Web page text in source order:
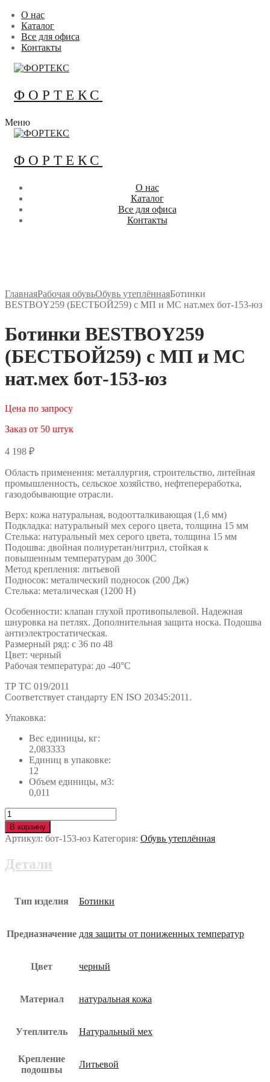
Перейти
содержимому
Меню
Закрыть
О нас
Каталог
Все для офиса
Контакты
ФОРТЕКС
Меню
ФОРТЕКС
О нас
Каталог
Все для офиса
Контакты
ГлавнаяРабочая обувьОбувь утеплённаяБотинки
BESTBOY259 (БЕСТБОЙ259) с МП и МС нат.мех бот-153-юз
Ботинки BESTBOY259
(БЕСТБОЙ259) с МП и МС
нат.мех бот-153-юз
Цена по запросу
Заказ от 50 штук
4 198 ₽
Область применения: металлургия, строительство, литейная
промышленность, сельское хозяйство, нефтепереработка,
газодобывающие отрасли.
Верх: кожа натуральная, водоотталкивающая (1,6 мм)
Подкладка: натуральный мех серого цвета, толщина 15 мм
Стелька: натуральный мех серого цвета, толщина 15 мм
Подошва: двойная полиуретан/нитрил, стойкая к
повышенным температурам до 300С
Метод крепления: литьевой
Подносок: металический подносок (200 Дж)
Стелька: металическая (1200 Н)
Особенности: клапан глухой противопылевой. Надежная
шнуровка на петлях. Дополнительная защита носка. Подошва
антиэлектростатическая.
Размерный ряд: с 36 по 48
Цвет: черный
Рабочая температура: до -40°C
ТР ТС 019/2011
Cоответствует стандарту EN ISO 20345:2011.
Упаковка:
Вес единицы, кг:
2,083333
Единиц в упаковке:
12
Объем единицы, м3:
0,011
Количество
Ботинки
BESTBOY259
(БЕСТБОЙ259)
МП
нат.мех
В корзину
Артикул: бот-153-юз Категория: Обувь утеплённая
Детали
Тип изделия Ботинки
Предназначение для защиты от пониженных температур
Цвет черный
Материал натуральная кожа
Утеплитель Натуральный мех
Крепление
подошвы
Литьевой